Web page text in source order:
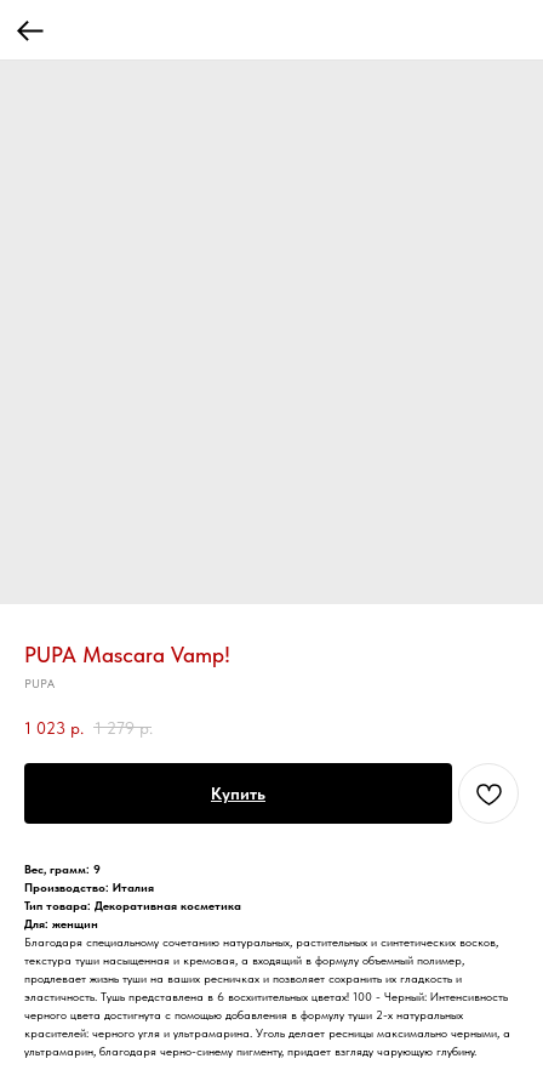
PUPA Mascara Vamp!
PUPA
1 023 р. 1 279 р.
Купить
Вес, грамм: 9
Производство: Италия
Тип товара: Декоративная косметика
Для: женщин
Благодаря специальному сочетанию натуральных, растительных и синтетических восков,
текстура туши насыщенная и кремовая, а входящий в формулу объемный полимер,
продлевает жизнь туши на ваших ресничках и позволяет сохранить их гладкость и
эластичность. Тушь представлена в 6 восхитительных цветах! 100 - Черный: Интенсивность
черного цвета достигнута с помощью добавления в формулу туши 2-х натуральных
красителей: черного угля и ультрамарина. Уголь делает ресницы максимально черными, а
ультрамарин, благодаря черно-синему пигменту, придает взгляду чарующую глубину.